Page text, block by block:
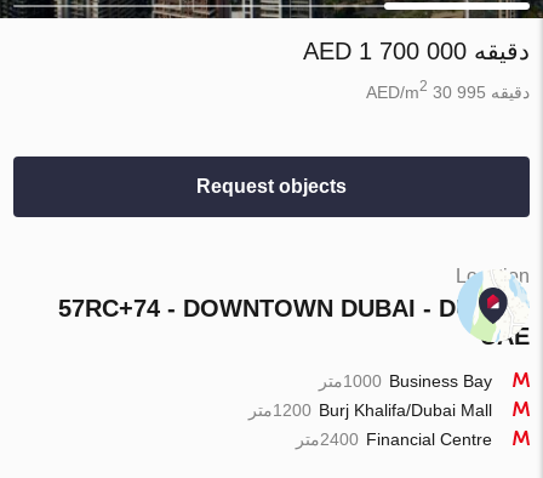
دقیقه 1 700 000 AED
دقیقه 30 995 AED/m 2
Request objects
Location
57RC+74 - DOWNTOWN DUBAI - DUBAI -
UAE
Business Bay 1000متر
Burj Khalifa/Dubai Mall 1200متر
Financial Centre 2400متر